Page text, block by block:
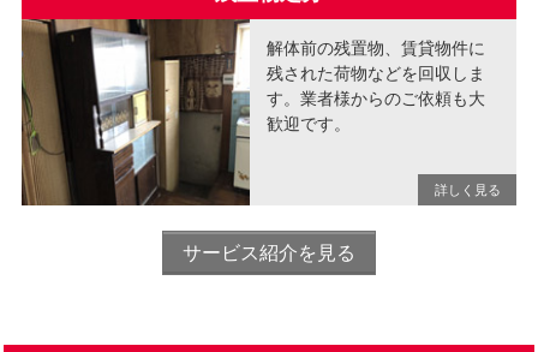
解体前の残置物、賃貸物件に
残された荷物などを回収しま
す。業者様からのご依頼も大
歓迎です。
サービス紹介を見る